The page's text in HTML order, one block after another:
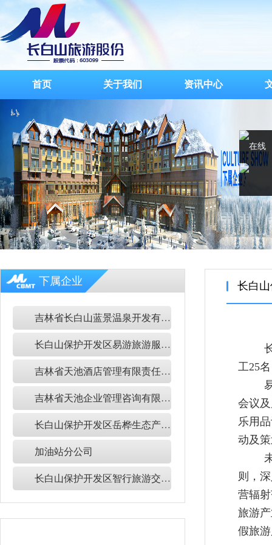
首页 关于我们 资讯中心
下属企业
吉林省长白山蓝景温泉开发有限公司
长白山保护开发区易游旅游服务有限公司
吉林省天池酒店管理有限责任公司
吉林省天池企业管理咨询有限公司
长白山保护开发区岳桦生态产品有限公司
加油站分公司
长白山保护开发区智行旅游交通服务有限公司
工25
会议
乐用
动及
则，
营辐
旅游
假旅
在线
客服